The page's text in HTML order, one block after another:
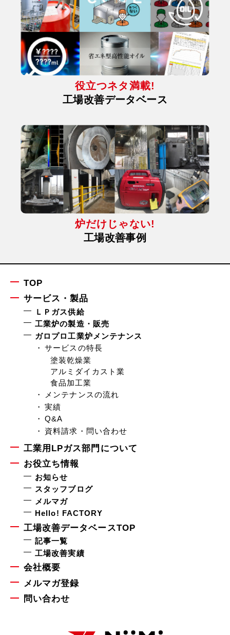
役立つネタ満載!
工場改善データベース
炉だけじゃない!
工場改善事例
TOP
サービス・製品
ＬＰガス供給
工業炉の製造・販売
ガロプロ工業炉メンテナンス
サービスの特長
塗装乾燥業
アルミダイカスト業
食品加工業
メンテナンスの流れ
実績
Q&A
資料請求・問い合わせ
工業用LPガス部門について
お役立ち情報
お知らせ
スタッフブログ
メルマガ
Hello! FACTORY
工場改善データベースTOP
記事一覧
工場改善実績
会社概要
メルマガ登録
問い合わせ